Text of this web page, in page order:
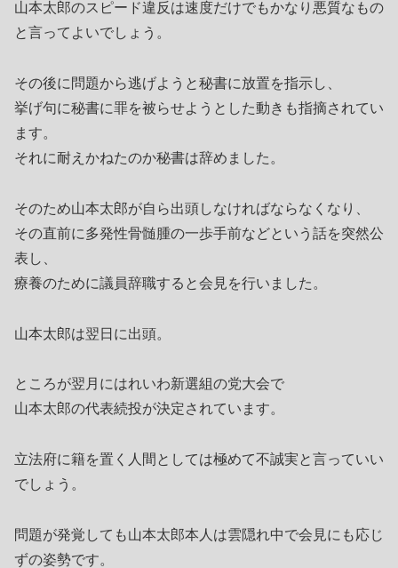
山本太郎のスピード違反は速度だけでもかなり悪質なもの
と言ってよいでしょう。
その後に問題から逃げようと秘書に放置を指示し、
挙げ句に秘書に罪を被らせようとした動きも指摘されてい
ます。
それに耐えかねたのか秘書は辞めました。
そのため山本太郎が自ら出頭しなければならなくなり、
その直前に多発性骨髄腫の一歩手前などという話を突然公
表し、
療養のために議員辞職すると会見を行いました。
山本太郎は翌日に出頭。
ところが翌月にはれいわ新選組の党大会で
山本太郎の代表続投が決定されています。
立法府に籍を置く人間としては極めて不誠実と言っていい
でしょう。
問題が発覚しても山本太郎本人は雲隠れ中で会見にも応じ
ずの姿勢です。